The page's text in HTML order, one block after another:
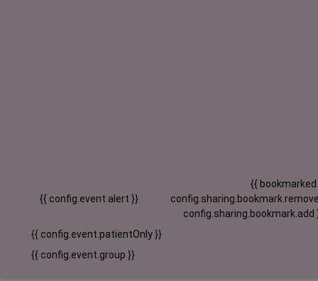
{{ config.event.alert }}
{{ bookmarked
config.sharing.bookmark.add
{{ config.event.patientOnly }}
{{ config.event.group }}